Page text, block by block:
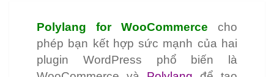
Polylang for WooCommerce cho
phép bạn kết hợp sức mạnh của hai
plugin WordPress phổ biến là